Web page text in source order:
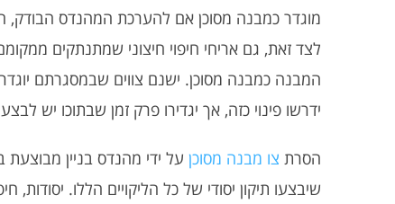
מוגדר כמבנה מסוכן אם להערכת המהנדס
לצד זאת, גם אריחי חיפוי חיצוני שמתנתקים
המבנה כמבנה מסוכן. ישנם צווים שבמסגרתם
ידרשו פינוי כזה, אך יגדירו פרק זמן שבתוכו יש
הסרת צו מבנה מסוכן על ידי מהנדס בניין מבוצעת
שיבצעו תיקון יסודי של כל הליקויים הללו. יסודות,